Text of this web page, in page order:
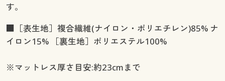
す。
■［表生地］複合繊維(ナイロン・ポリエチレン)85% ナ
イロン15% ［裏生地］ポリエステル100%
※マットレス厚さ目安:約23cmまで